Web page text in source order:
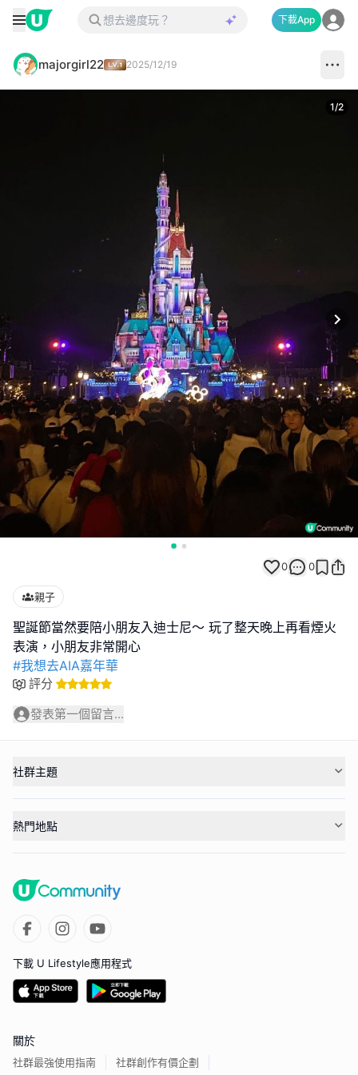
下載App
majorgirl22 2025/12/19
1/2
0 0
親子
聖誕節當然要陪小朋友入迪士尼～ 玩了整天晚上再看煙火
#我想去AIA嘉年華
評分
發表第一個留言...
社群主題
熱門地點
下載 U Lifestyle應用程式
關於
社群最強使用指南 社群創作有價企劃